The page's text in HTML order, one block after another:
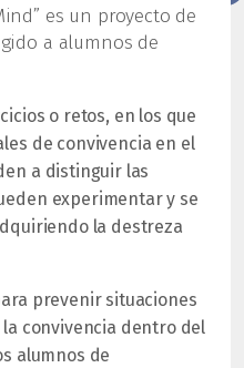
es un proyecto de
a alumnos de
o retos, en los que
de convivencia en el
a distinguir las
experimentar y se
la destreza
prevenir situaciones
convivencia dentro del
alumnos de